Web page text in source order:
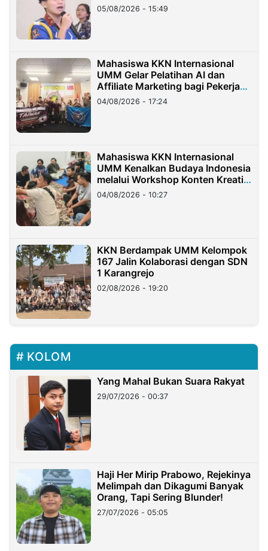
05/08/2026 - 15:49
Mahasiswa KKN Internasional
UMM Gelar Pelatihan AI dan
Affiliate Marketing bagi Pekerja
Migran Indonesia di Taiwan
04/08/2026 - 17:24
Mahasiswa KKN Internasional
UMM Kenalkan Budaya Indonesia
melalui Workshop Konten Kreatif
di Taiwan
04/08/2026 - 10:27
KKN Berdampak UMM Kelompok
167 Jalin Kolaborasi dengan SDN
1 Karangrejo
02/08/2026 - 19:20
KOLOM
Yang Mahal Bukan Suara Rakyat
29/07/2026 - 00:37
Haji Her Mirip Prabowo, Rejekinya
Melimpah dan Dikagumi Banyak
Orang, Tapi Sering Blunder!
27/07/2026 - 05:05